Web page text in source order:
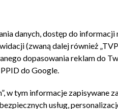
Kontakt
danych, dostęp do informacji
(zwaną dalej również
dopasowania reklam do
do Google.
w tym informacje zapisywane
usług,